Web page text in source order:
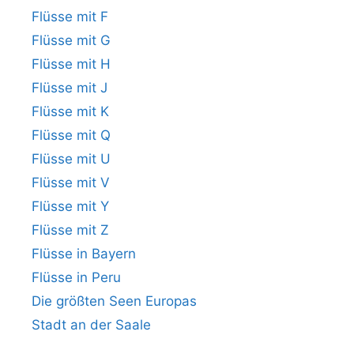
Flüsse mit F
Flüsse mit G
Flüsse mit H
Flüsse mit J
Flüsse mit K
Flüsse mit Q
Flüsse mit U
Flüsse mit V
Flüsse mit Y
Flüsse mit Z
Flüsse in Bayern
Flüsse in Peru
Die größten Seen Europas
Stadt an der Saale